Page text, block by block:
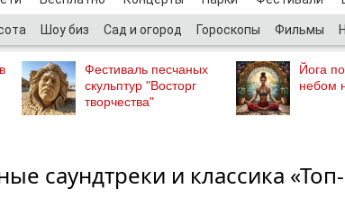
Шоу биз Сад и огород Гороскопы Фильмы
Фестиваль песчаных
скульптур "Восторг
творчества"
Йога
небом
саундтреки и классика